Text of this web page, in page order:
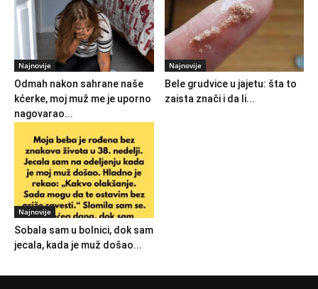
Najnovije
Odmah nakon sahrane naše
kćerke, moj muž me je uporno
nagovarao...
Najnovije
Bele grudvice u jajetu: šta to
zaista znači i da li...
Najnovije
Sobala sam u bolnici, dok sam
jecala, kada je muž došao...